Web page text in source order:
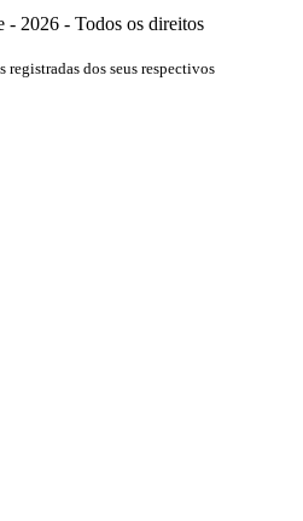
2026 - Todos os direitos
registradas dos seus respectivos